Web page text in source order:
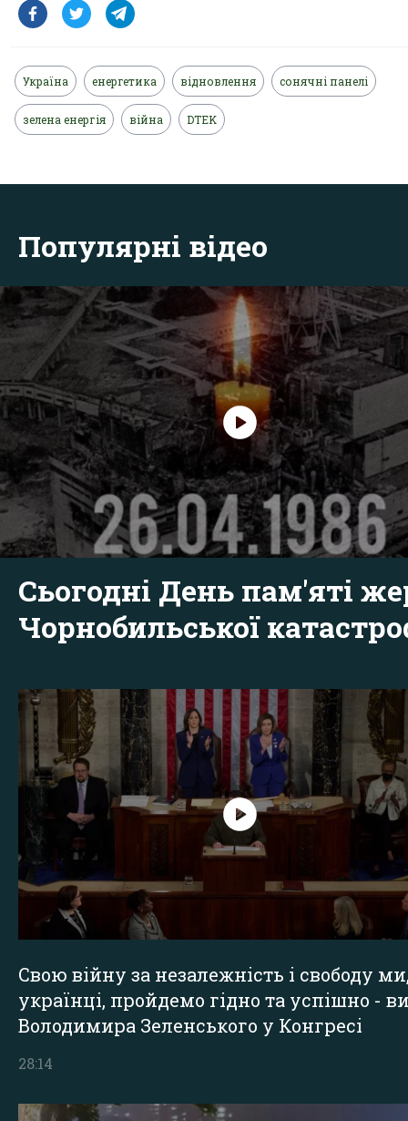
Україна енергетика відновлення сонячні панелі
зелена енергія війна DTEK
Популярні відео
Сьогодні День пам'яті
Чорнобильської
Свою війну за незалежність і свободу
українці, пройдемо гідно та успішно -
Володимира Зеленського у Конгресі
28:14